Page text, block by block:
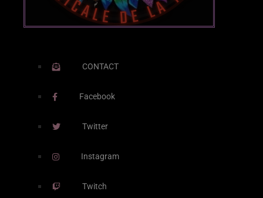
EMISSION EN COURS
DJ MOKKO
CONTACT
Facebook
Twitter
Instagram
Twitch